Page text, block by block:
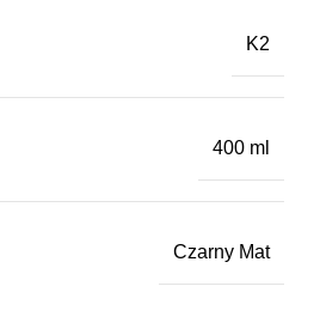
K2
400 ml
Czarny Mat